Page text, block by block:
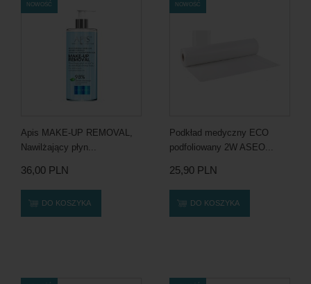
NOWOŚĆ
Apis MAKE-UP REMOVAL,
Nawilżający płyn...
36,00 PLN
DO KOSZYKA
NOWOŚĆ
Podkład medyczny ECO
podfoliowany 2W ASEO...
25,90 PLN
DO KOSZYKA